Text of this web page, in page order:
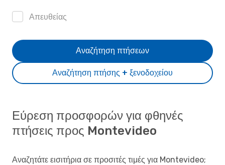
Απευθείας
Αναζήτηση πτήσης + ξενοδοχείου
Αναζήτηση πτήσεων
Εύρεση προσφορών για φθηνές
πτήσεις προς Montevideo
Αναζητάτε εισιτήρια σε προσιτές τιμές για Montevideo;